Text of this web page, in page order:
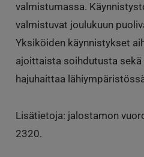
valmistumassa.
valmistuvat joulukuun
Yksiköiden käynnistykset
ajoittaista soihdutusta
hajuhaittaa
Lisätietoja: jalostamon
2320.